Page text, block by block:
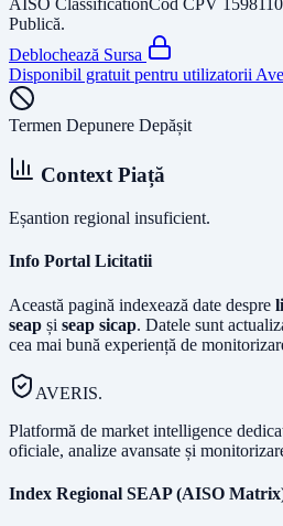
Publică.
Deblochează Sursa
Disponibil gratuit pentru utilizatorii
Termen Depunere Depășit
Context Piață
Eșantion regional insuficient.
Info Portal Licitatii
Această pagină indexează date despre
seap și seap sicap. Datele sunt
cea mai bună experiență de
AVERIS.
Platformă de market intelligence
oficiale, analize avansate și
Index Regional SEAP (AISO